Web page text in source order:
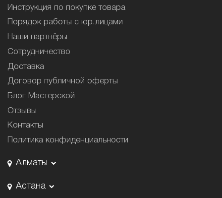
Инструкция по покупке товара
Порядок работы с юр.лицами
Наши партнёры
Сотрудничество
Доставка
Договор публичной оферты
Блог Мастерской
Отзывы
Контакты
Политика конфиденциальности
Алматы
Астана